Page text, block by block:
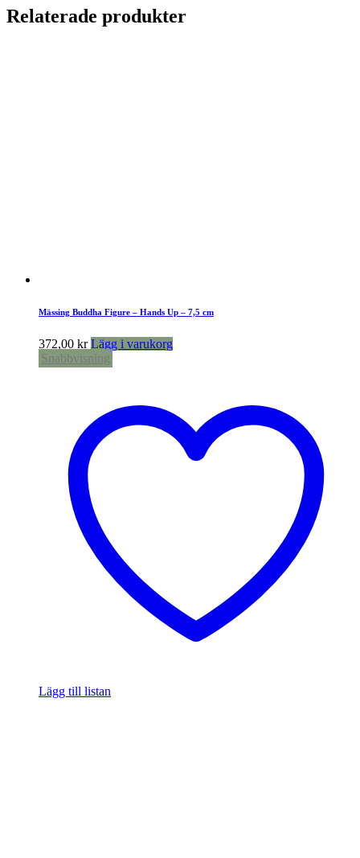
Relaterade produkter
Mässing Buddha Figure – Hands Up – 7,5 cm
372,00 kr Lägg i varukorg
Snabbvisning
Lägg till listan